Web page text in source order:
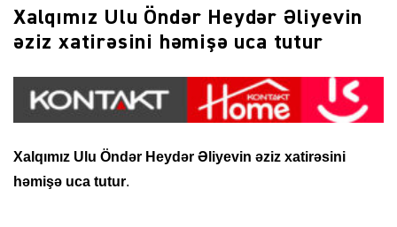
Xalqımız Ulu Öndər Heydər Əliyevin
əziz xatirəsini həmişə uca tutur
Xalqımız Ulu Öndər Heydər Əliyevin əziz xatirəsini
həmişə uca tutur.